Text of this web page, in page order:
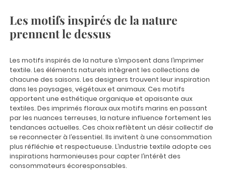
Les motifs inspirés de la nature
prennent le dessus
Les motifs inspirés de la nature s’imposent dans l’imprimer
textile. Les éléments naturels intègrent les collections de
chacune des saisons. Les designers trouvent leur inspiration
dans les paysages, végétaux et animaux. Ces motifs
apportent une esthétique organique et apaisante aux
textiles. Des imprimés floraux aux motifs marins en passant
par les nuances terreuses, la nature influence fortement les
tendances actuelles. Ces choix reflètent un désir collectif de
se reconnecter à l’essentiel. Ils invitent à une consommation
plus réfléchie et respectueuse. L’industrie textile adopte ces
inspirations harmonieuses pour capter l’intérêt des
consommateurs écoresponsables.